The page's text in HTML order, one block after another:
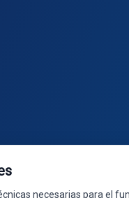
Ctra. Artazu, km 1, 31100 -
Folio 75, Hoja 525.
necesarias para el